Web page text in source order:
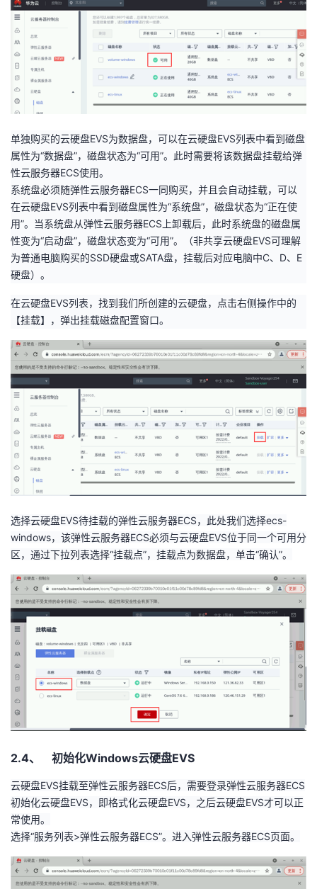
单独购买的云硬盘EVS为数据盘，可以在云硬盘EVS列表中看到磁盘
属性为“数据盘”，磁盘状态为“可用”。此时需要将该数据盘挂载给弹
性云服务器ECS使用。
系统盘必须随弹性云服务器ECS一同购买，并且会自动挂载，可以
在云硬盘EVS列表中看到磁盘属性为“系统盘”，磁盘状态为“正在使
用”。当系统盘从弹性云服务器ECS 上卸载后，此时系统盘的磁盘属
性变为“启动盘”，磁盘状态变为“可用”。（非共享云硬盘EVS可理解
为普通电脑购买的SSD硬盘或SATA盘，挂载后对应电脑中C、 D、 E
硬盘）。
在云硬盘EVS列表，找到我们所创建的云硬盘，点击右侧操作中的
【挂载】，弹出挂载磁盘配置窗口。
选择云硬盘EVS待挂载的弹性云服务器ECS，此处我们选择ecs-
windows，该弹性云服务器ECS必须与云硬盘EVS位于同一个可用分
区，通过下拉列表选择“挂载点”，挂载点为数据盘，单击“确认”。
2.4、 初始化Windows云硬盘EVS
云硬盘EVS挂载至弹性云服务器ECS后，需要登录弹性云服务器ECS
初始化云硬盘EVS，即格式化云硬盘EVS，之后云硬盘EVS才可以正
常使用。
选择“服务列表>弹性云服务器ECS”。进入弹性云服务器ECS页面。